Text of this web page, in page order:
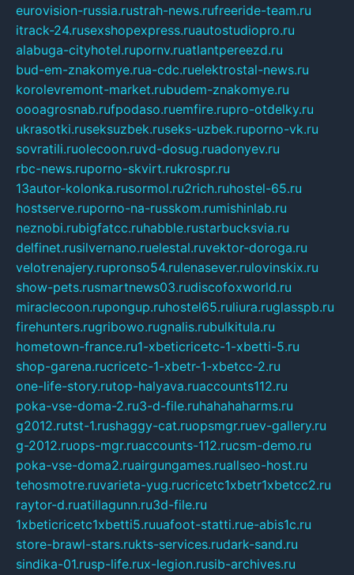
eurovision-russia.rustrah-news.rufreeride-team.ru
itrack-24.rusexshopexpress.ruautostudiopro.ru
alabuga-cityhotel.rupornv.ruatlantpereezd.ru
bud-em-znakomye.rua-cdc.ruelektrostal-news.ru
korolevremont-market.rubudem-znakomye.ru
oooagrosnab.rufpodaso.ruemfire.rupro-otdelky.ru
ukrasotki.ruseksuzbek.ruseks-uzbek.ruporno-vk.ru
sovratili.ruolecoon.ruvd-dosug.ruadonyev.ru
rbc-news.ruporno-skvirt.rukrospr.ru
13autor-kolonka.rusormol.ru2rich.ruhostel-65.ru
hostserve.ruporno-na-russkom.rumishinlab.ru
neznobi.rubigfatcc.ruhabble.rustarbucksvia.ru
delfinet.rusilvernano.ruelestal.ruvektor-doroga.ru
velotrenajery.rupronso54.rulenasever.rulovinskix.ru
show-pets.rusmartnews03.rudiscofoxworld.ru
miraclecoon.rupongup.ruhostel65.ruliura.ruglasspb.ru
firehunters.rugribowo.rugnalis.rubulkitula.ru
hometown-france.ru1-xbeticricetc-1-xbetti-5.ru
shop-garena.rucricetc-1-xbetr-1-xbetcc-2.ru
one-life-story.rutop-halyava.ruaccounts112.ru
poka-vse-doma-2.ru3-d-file.ruhahahaharms.ru
g2012.rutst-1.rushaggy-cat.ruopsmgr.ruev-gallery.ru
g-2012.ruops-mgr.ruaccounts-112.rucsm-demo.ru
poka-vse-doma2.ruairgungames.ruallseo-host.ru
tehosmotre.ruvarieta-yug.rucricetc1xbetr1xbetcc2.ru
raytor-d.ruatillagunn.ru3d-file.ru
1xbeticricetc1xbetti5.ruuafoot-statti.rue-abis1c.ru
store-brawl-stars.rukts-services.rudark-sand.ru
sindika-01.rusp-life.rux-legion.rusib-archives.ru